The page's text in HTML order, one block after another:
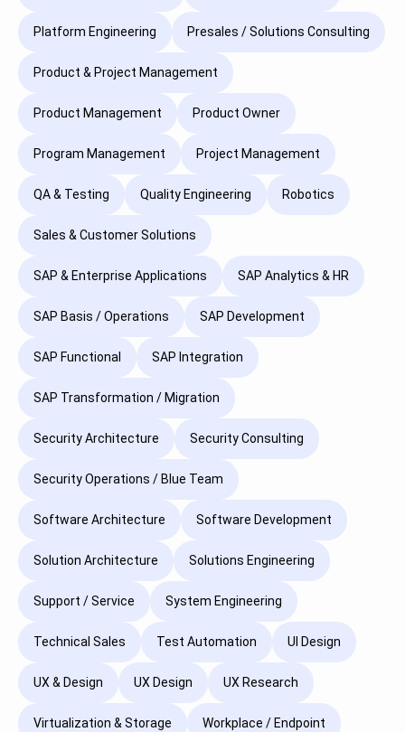
Platform Engineering Presales / Solutions Consulting
Product & Project Management
Product Management Product Owner
Program Management Project Management
QA & Testing Quality Engineering Robotics
Sales & Customer Solutions
SAP & Enterprise Applications SAP Analytics & HR
SAP Basis / Operations SAP Development
SAP Functional SAP Integration
SAP Transformation / Migration
Security Architecture Security Consulting
Security Operations / Blue Team
Software Architecture Software Development
Solution Architecture Solutions Engineering
Support / Service System Engineering
Technical Sales Test Automation UI Design
UX & Design UX Design UX Research
Virtualization & Storage Workplace / Endpoint